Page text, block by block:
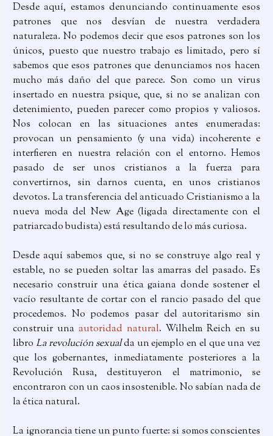
Desde aquí, estamos denunciando continuamente esos
patrones que nos desvían de nuestra verdadera
naturaleza. No podemos decir que esos patrones son los
únicos, puesto que nuestro trabajo es limitado, pero sí
sabemos que esos patrones que denunciamos nos hacen
mucho más daño del que parece. Son como un virus
insertado en nuestra psique, que, si no se analizan con
detenimiento, pueden parecer como propios y valiosos.
Nos colocan en las situaciones antes enumeradas:
provocan un pensamiento (y una vida) incoherente e
interfieren en nuestra relación con el entorno. Hemos
pasado de ser unos cristianos a la fuerza para
convertirnos, sin darnos cuenta, en unos cristianos
devotos. La transferencia del anticuado Cristianismo a la
nueva moda del New Age (ligada directamente con el
patriarcado budista) está resultando de lo más curiosa.
Desde aquí sabemos que, si no se construye algo real y
estable, no se pueden soltar las amarras del pasado. Es
necesario construir una ética gaiana donde sostener el
vacío resultante de cortar con el rancio pasado del que
procedemos. No podemos pasar del autoritarismo sin
construir una autoridad natural. Wilhelm Reich en su
libro La revolución sexualda un ejemplo en el que una vez
que los gobernantes, inmediatamente posteriores a la
Revolución Rusa, destituyeron el matrimonio, se
encontraron con un caos insostenible. No sabían nada de
la ética natural.
La ignorancia tiene un punto fuerte: si somos conscientes